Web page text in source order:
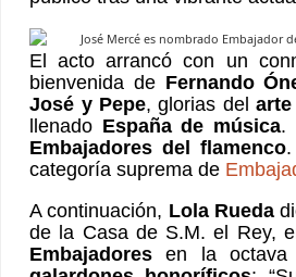
El acto arrancó con un
bienvenida de Fernando
José y Pepe, glorias del
llenado España de música.
Embajadores del flamenco
categoría suprema de
A continuación, Lola Rueda
de la Casa de S.M. el Rey,
Embajadores en la octava